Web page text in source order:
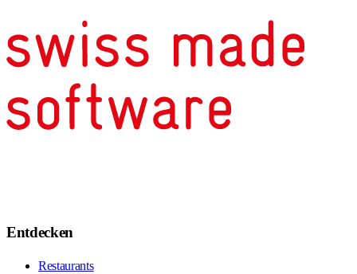
Entdecken
Restaurants